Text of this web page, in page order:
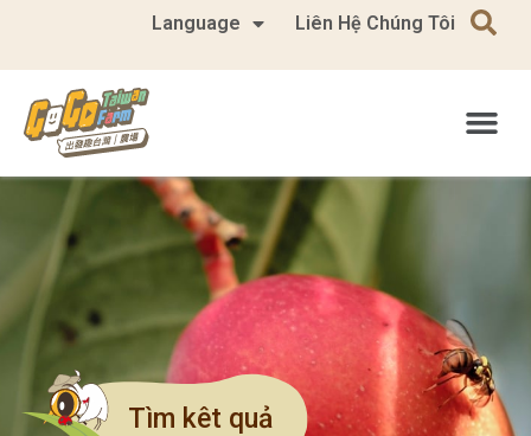
Language Liên Hệ Chúng Tôi
Tìm kêt quả